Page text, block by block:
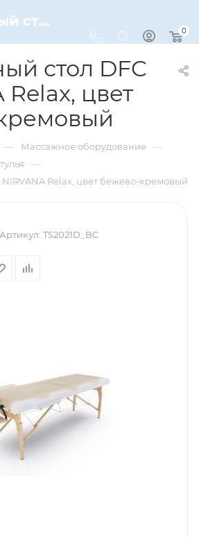
Массажный стол DFC NIRVANA Relax, цвет бежево-кремовый – купить по цене 19990 руб. в интернет-магазине Dynamic-Sport
0
стол DFC
Relax, цвет
— Массажное оборудование —
—
Relax, цвет бежево-кремовый
Артикул: TS2021D_BC